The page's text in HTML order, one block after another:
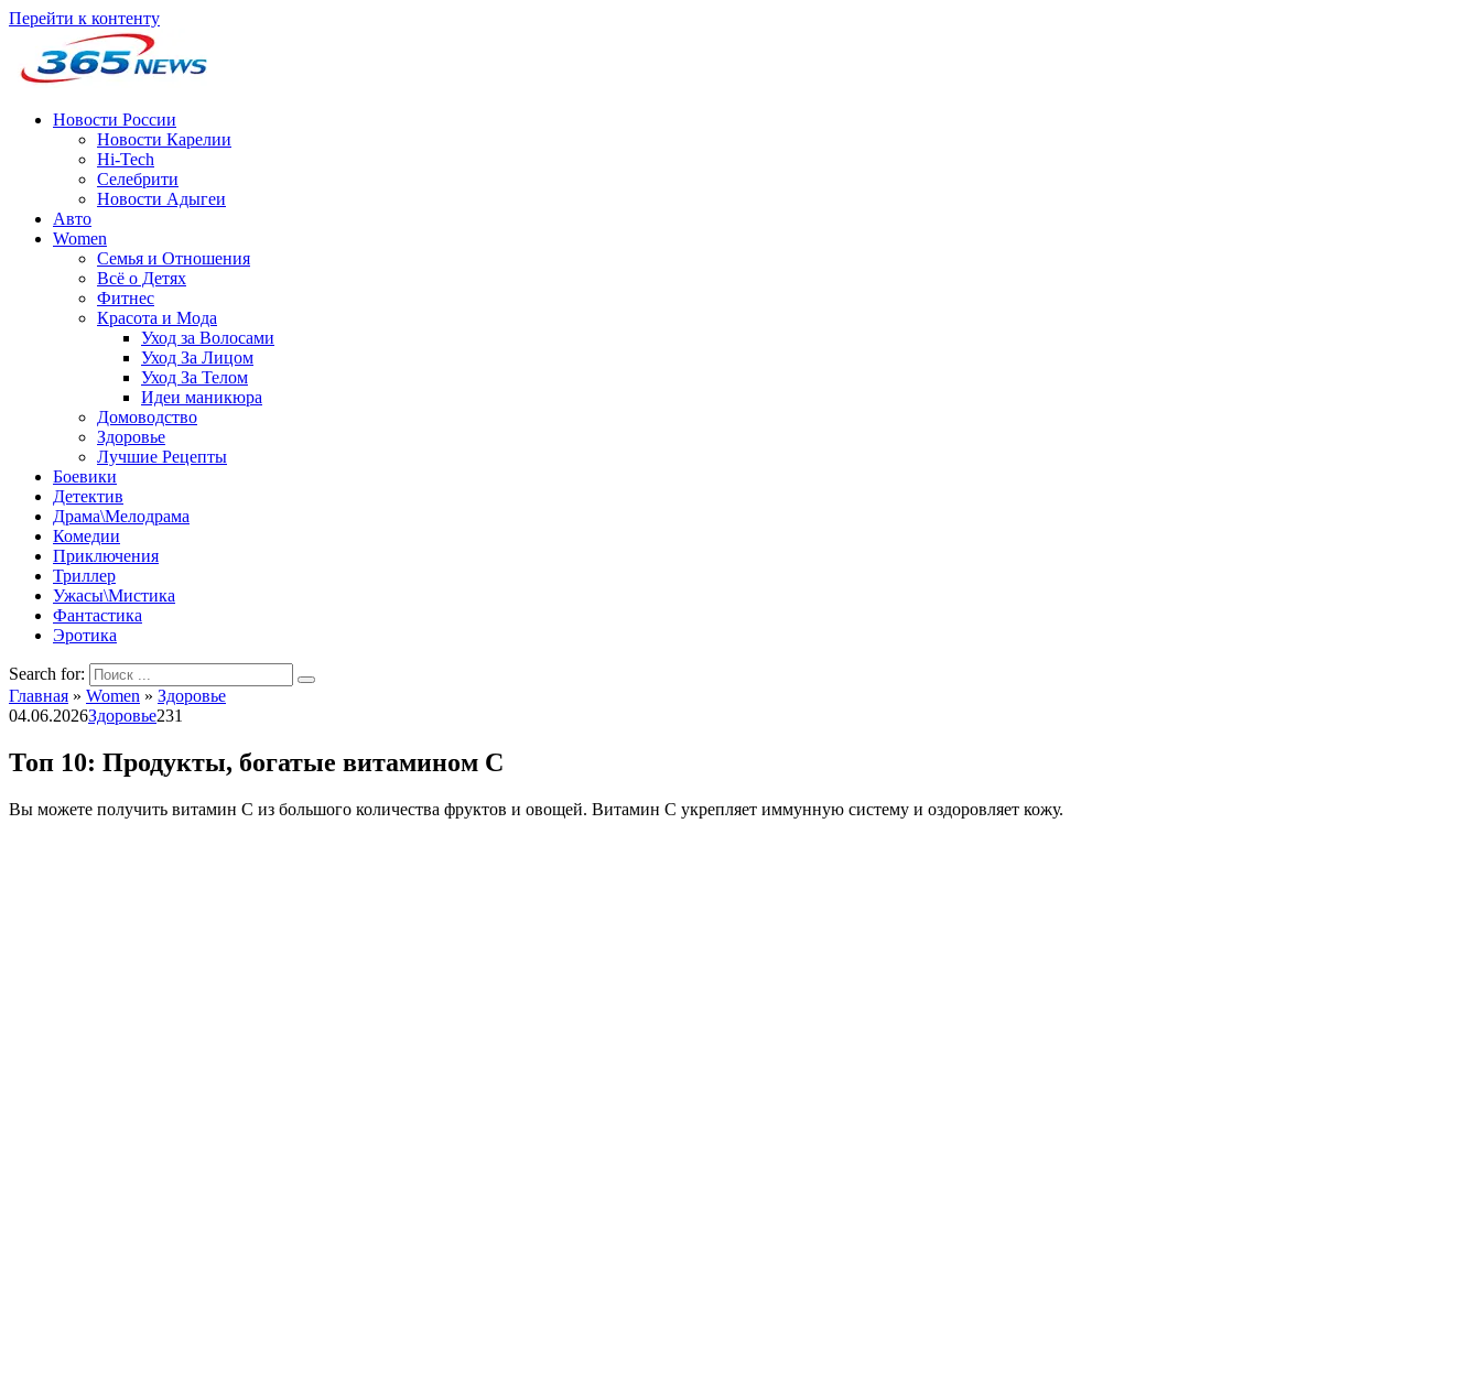
Перейти к контенту
Новости России
Новости Карелии
Hi-Tech
Селебрити
Новости Адыгеи
Авто
Women
Семья и Отношения
Всё о Детях
Фитнес
Красота и Мода
Уход за Волосами
Уход За Лицом
Уход За Телом
Идеи маникюра
Домоводство
Здоровье
Лучшие Рецепты
Боевики
Детектив
Драма\Мелодрама
Комедии
Приключения
Триллер
Ужасы\Мистика
Фантастика
Эротика
Search for:
Главная » Women » Здоровье
04.06.2026Здоровье231
Топ 10: Продукты, богатые витамином С
Вы можете получить витамин С из большого количества фруктов и овощей. Витамин С укрепляет иммунную систему и оздоровляет кожу.